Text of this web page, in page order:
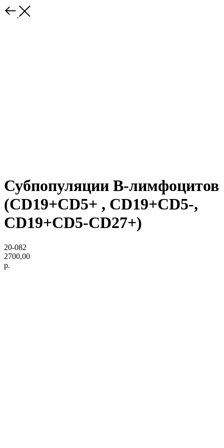
Субпопуляции В-лимфоцитов
(CD19+CD5+ , CD19+CD5-,
CD19+CD5-CD27+)
20-082
2700,00
р.